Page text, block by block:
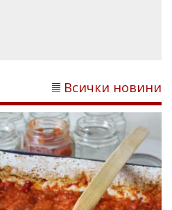
Всички новини